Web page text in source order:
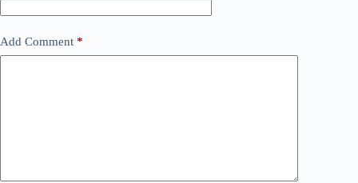
Add Comment *